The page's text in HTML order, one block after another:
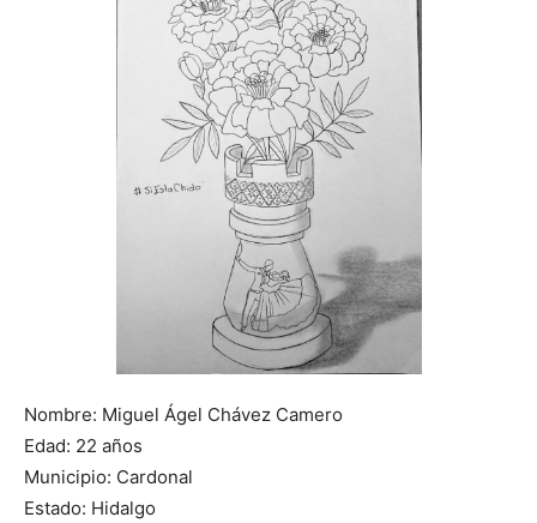
Nombre: Miguel Ágel Chávez Camero
Edad: 22 años
Municipio: Cardonal
Estado: Hidalgo